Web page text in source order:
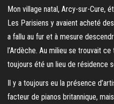
Mon village natal, Arcy-sur-Cure,
Les Parisiens y avaient acheté
a fallu au fur et à mesure
l’Ardèche. Au milieu se trouvait
toujours été un lieu de résidence
Il y a toujours eu la présence
facteur de pianos britannique,